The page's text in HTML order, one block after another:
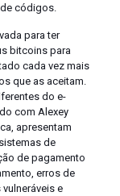
códigos.
para ter
bitcoins para
cada vez mais
que as aceitam.
do e-
com Alexey
apresentam
de
de pagamento
erros de
e